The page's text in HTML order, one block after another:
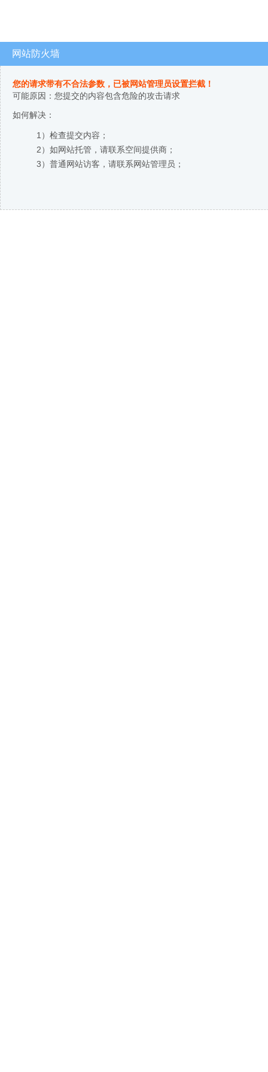
网站防火墙
您的请求带有不合法参数，已被网站管理员设置拦截！
可能原因：您提交的内容包含危险的攻击请求
如何解决：
1）检查提交内容；
2）如网站托管，请联系空间提供商；
3）普通网站访客，请联系网站管理员；